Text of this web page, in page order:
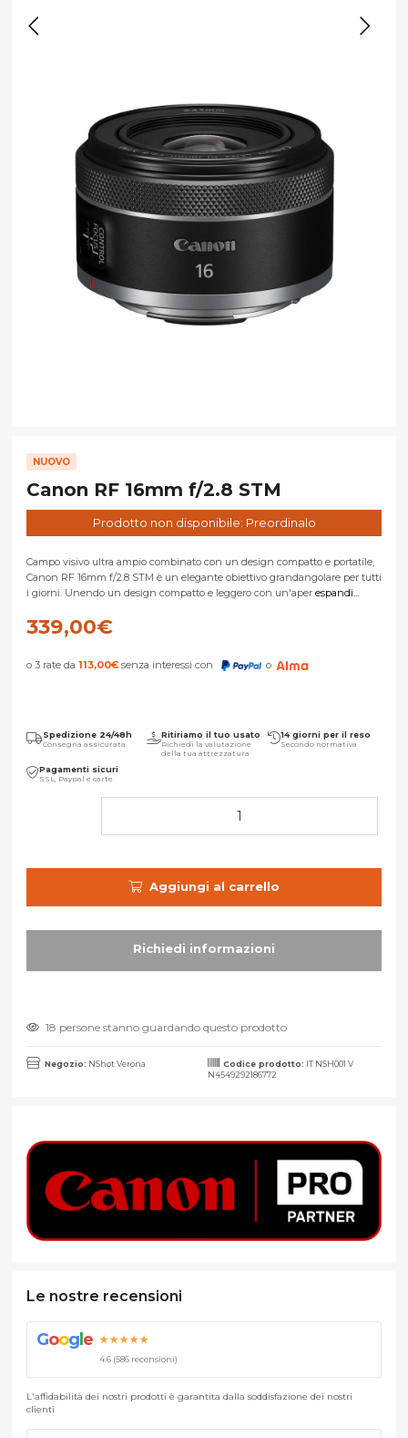
NUOVO
Canon RF 16mm f/2.8 STM
Prodotto non disponibile: Preordinalo
Campo visivo ultra ampio combinato con un design compatto e portatile,
Canon RF 16mm f/2.8 STM è un elegante obiettivo grandangolare per tutti
i giorni. Unendo un design compatto e leggero con un'aper espandi...
339,00€
o 3 rate da 113,00€ senza interessi con o
Spedizione 24/48h
Consegna assicurata
Ritiriamo il tuo usato
Richiedi la valutazione
della tua attrezzatura
14 giorni per il reso
Secondo normativa
Pagamenti sicuri
SSL, Paypal e carte
Aggiungi al carrello
18 persone stanno guardando questo prodotto
Negozio: NShot Verona Codice prodotto: IT NSH001 V
N4549292186772
Le nostre recensioni
Google ★★★★★
4.6 (586 recensioni)
L'affidabilità dei nostri prodotti è garantita dalla soddisfazione dei nostri
clienti